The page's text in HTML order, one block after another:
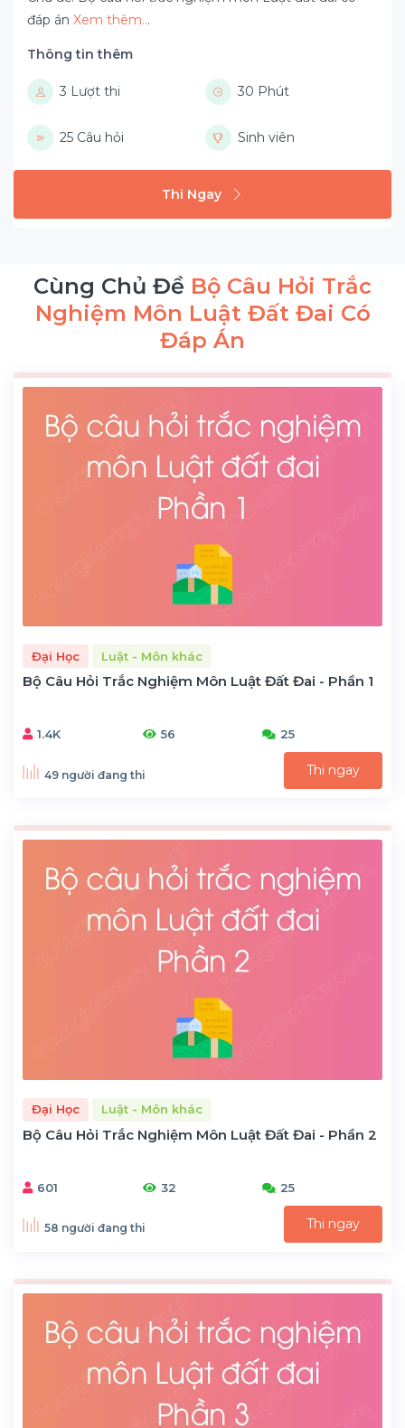
đáp án Xem thêm...
Thông tin thêm
3 Lượt thi 30 Phút
25 Câu hỏi Sinh viên
Thi Ngay
Cùng Chủ Đề Bộ Câu Hỏi Trắc
Nghiệm Môn Luật Đất Đai Có
Đáp Án
Đại Học Luật - Môn khác
Bộ Câu Hỏi Trắc Nghiệm Môn Luật Đất Đai - Phần 1
1.4K 56 25
49 người đang thi Thi ngay
Đại Học Luật - Môn khác
Bộ Câu Hỏi Trắc Nghiệm Môn Luật Đất Đai - Phần 2
601 32 25
58 người đang thi Thi ngay